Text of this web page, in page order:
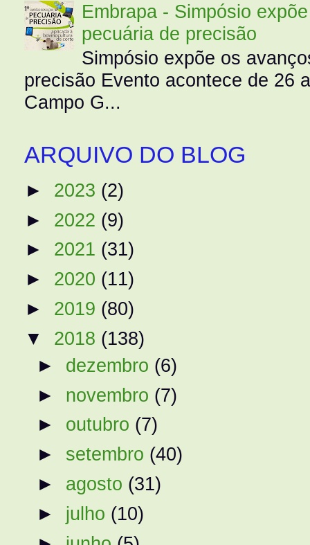
Embrapa - Simpósio
pecuária de precisão
Simpósio expõe os
precisão Evento acontece de 26
Campo G...
ARQUIVO DO BLOG
► 2023 (2)
► 2022 (9)
► 2021 (31)
► 2020 (11)
► 2019 (80)
▼ 2018 (138)
► dezembro (6)
► novembro (7)
► outubro (7)
► setembro (40)
► agosto (31)
► julho (10)